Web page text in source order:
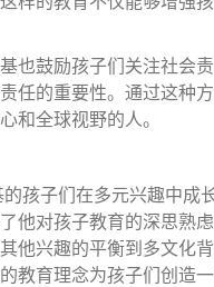
也鼓励孩子们关注社会
任的重要性。通过这种
和全球视野的人。
的孩子们在多元兴趣中
他对孩子教育的深思熟
他兴趣的平衡到多文化
教育理念为孩子们创造